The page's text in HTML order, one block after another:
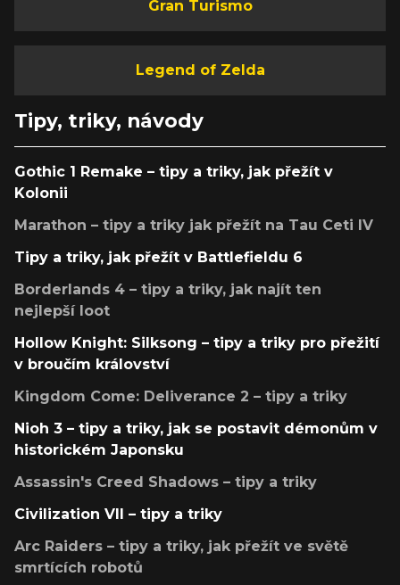
Gran Turismo
Legend of Zelda
Tipy, triky, návody
Gothic 1 Remake – tipy a triky, jak přežít v
Kolonii
Marathon – tipy a triky jak přežít na Tau Ceti IV
Tipy a triky, jak přežít v Battlefieldu 6
Borderlands 4 – tipy a triky, jak najít ten
nejlepší loot
Hollow Knight: Silksong – tipy a triky pro přežití
v broučím království
Kingdom Come: Deliverance 2 – tipy a triky
Nioh 3 – tipy a triky, jak se postavit démonům v
historickém Japonsku
Assassin's Creed Shadows – tipy a triky
Civilization VII – tipy a triky
Arc Raiders – tipy a triky, jak přežít ve světě
smrtících robotů